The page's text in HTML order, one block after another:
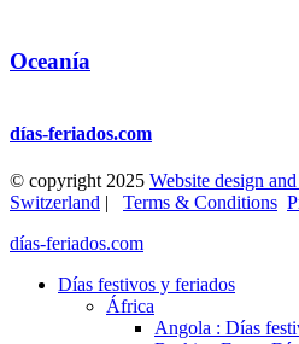
Oceanía
días-feriados.com
© copyright 2025 Website design
Switzerland | Terms & Conditions
días-feriados.com
Días festivos y feriados
África
Angola : Días